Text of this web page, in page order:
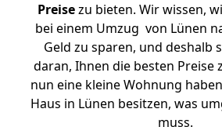
Preisezu bieten. Wir wissen,
bei einem Umzug von Lünen
Geld zu sparen, und deshalb
daran, Ihnen die besten Preise
nun eine kleine Wohnung
Haus in Lünen besitzen, was
muss.